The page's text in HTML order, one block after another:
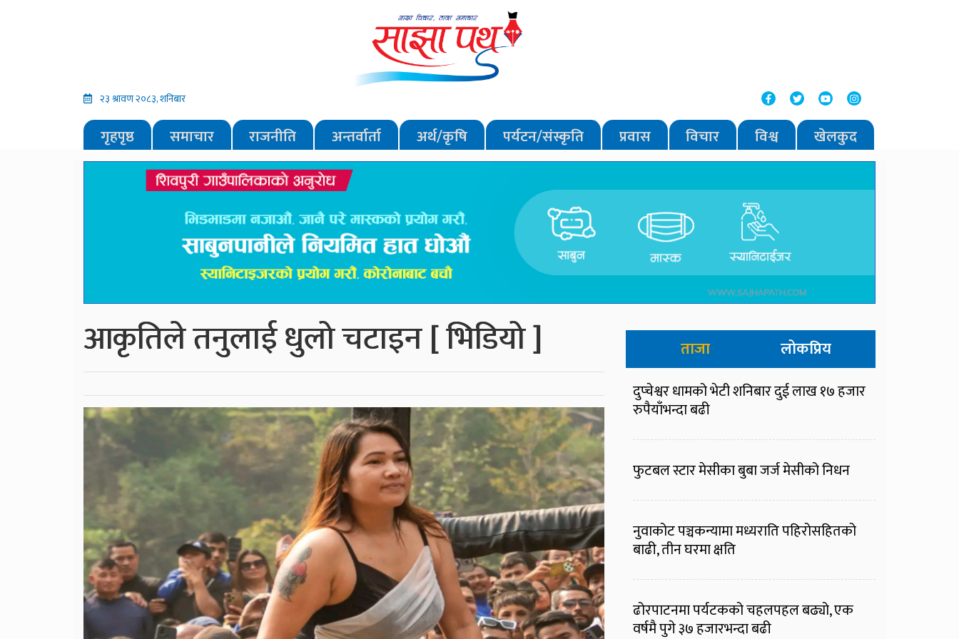
२३ श्रावण २०८३, शनिबार
गृहपृष्ठ समाचार राजनीति अन्तर्वार्ता अर्थ/कृषि पर्यटन/संस्कृति प्रवास विचार विश्व खेलकुद
आकृतिले तनुलाई धुलो चटाइन [ भिडियो ] ताजा लोकप्रिय
दुप्चेश्वर धामको भेटी शनिबार दुई लाख १७ हजार
रुपैयाँभन्दा बढी
फुटबल स्टार मेसीका बुबा जर्ज मेसीको निधन
नुवाकोट पञ्चकन्यामा मध्यराति पहिरोसहितको
बाढी, तीन घरमा क्षति
ढोरपाटनमा पर्यटकको चहलपहल बढ्यो, एक
वर्षमै पुगे ३७ हजारभन्दा बढी